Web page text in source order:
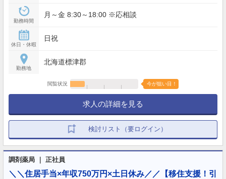
勤務時間
月～金 8:30～18:00 ※応相談
休日・休暇
日祝
勤務地
北海道標津郡
閲覧状況 今が狙い目！
求人の詳細を見る
検討リスト（要ログイン）
調剤薬局 ｜ 正社員
＼＼住居手当×年収750万円×土日休み／／【移住支援！引